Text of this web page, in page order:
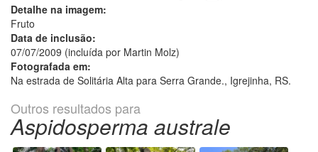
Detalhe na imagem:
Fruto
Data de inclusão:
07/07/2009 (incluída por Martin Molz)
Fotografada em:
Na estrada de Solitária Alta para Serra Grande., Igrejinha, RS.
Outros resultados para
Aspidosperma australe